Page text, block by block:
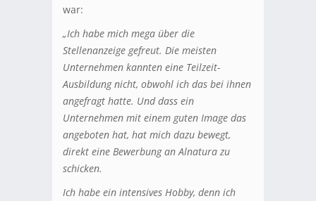
war:
„Ich habe mich mega über die
Stellenanzeige gefreut. Die meisten
Unternehmen kannten eine Teilzeit-
Ausbildung nicht, obwohl ich das bei ihnen
angefragt hatte. Und dass ein
Unternehmen mit einem guten Image das
angeboten hat, hat mich dazu bewegt,
direkt eine Bewerbung an Alnatura zu
schicken.
Ich habe ein intensives Hobby, denn ich